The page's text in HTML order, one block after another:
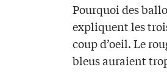
Pourquoi des
expliquent les
coup d’oeil. Le
bleus auraient